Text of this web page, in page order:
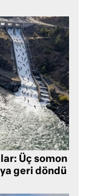
Üç somon
geri döndü